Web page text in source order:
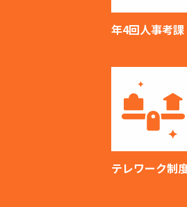
年4回人事考課
テレワーク制